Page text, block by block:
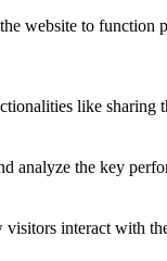
website to
like sharing
analyze the key
interact with